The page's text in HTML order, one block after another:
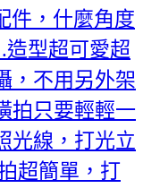
件，什麼角度
造型超可愛超
，不用另外架
拍只要輕輕一
光線，打光立
超簡單，打